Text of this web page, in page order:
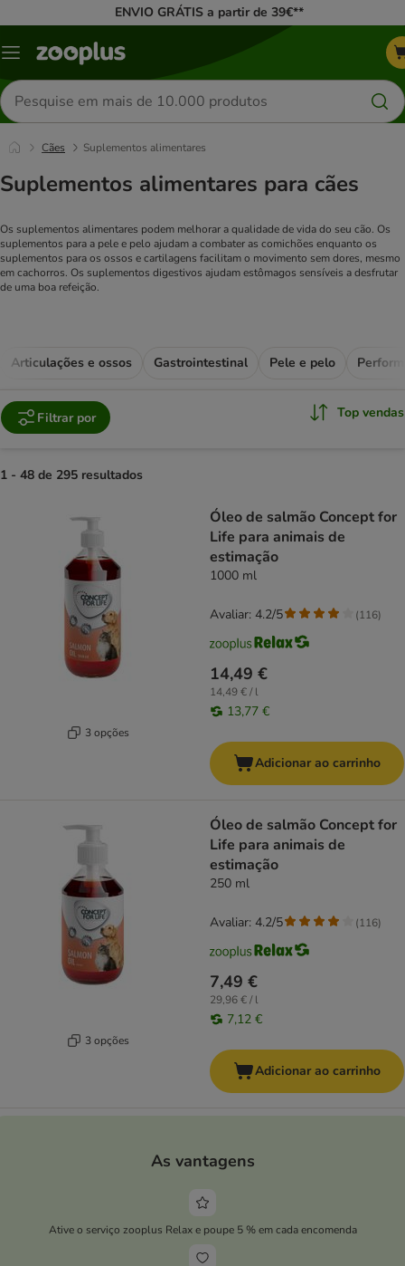
ENVIO GRÁTIS a partir de 39€**
Menu
Pesquisar
produtos
Cães Suplementos alimentares
Suplementos alimentares para cães
Os suplementos alimentares podem melhorar a qualidade de vida do seu cão. Os
suplementos para a pele e pelo ajudam a combater as comichões enquanto os
suplementos para os ossos e cartilagens facilitam o movimento sem dores, mesmo
em cachorros. Os suplementos digestivos ajudam estômagos sensíveis a desfrutar
de uma boa refeição.
Articulações e ossos Gastrointestinal Pele e pelo
Filtrar por Top vendas
1 - 48 de 295 resultados
3 opções
Óleo de salmão Concept for
Life para animais de
estimação
1000 ml
14,49 €
14,49 € / l
13,77 €
Avaliar: 4.2/5 (116)
Adicionar ao carrinho
3 opções
Óleo de salmão Concept for
Life para animais de
estimação
250 ml
7,49 €
29,96 € / l
7,12 €
Avaliar: 4.2/5 (116)
Adicionar ao carrinho
As vantagens
Ative o serviço zooplus Relax e poupe 5 % em cada encomenda